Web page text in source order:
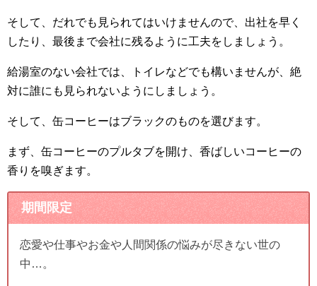
そして、だれでも見られてはいけませんので、出社を早く
したり、最後まで会社に残るように工夫をしましょう。
給湯室のない会社では、トイレなどでも構いませんが、絶
対に誰にも見られないようにしましょう。
そして、缶コーヒーはブラックのものを選びます。
まず、缶コーヒーのプルタブを開け、香ばしいコーヒーの
香りを嗅ぎます。
期間限定
恋愛や仕事やお金や人間関係の悩みが尽きない世の
中…。